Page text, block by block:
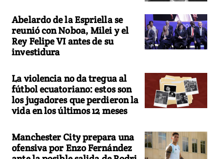
Abelardo de la Espriella se
reunió con Noboa, Milei y el
Rey Felipe VI antes de su
investidura
La violencia no da tregua al
fútbol ecuatoriano: estos son
los jugadores que perdieron la
vida en los últimos 12 meses
Manchester City prepara una
ofensiva por Enzo Fernández